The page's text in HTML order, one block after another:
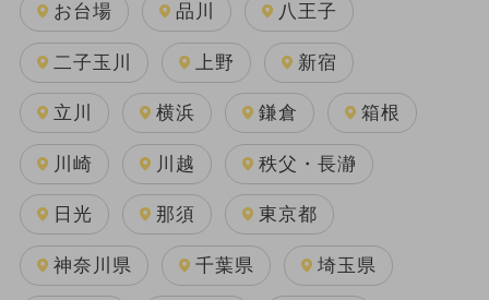
お台場 品川 八王子
二子玉川 上野 新宿
立川 横浜 鎌倉 箱根
川崎 川越 秩父・長瀞
日光 那須 東京都
神奈川県 千葉県 埼玉県